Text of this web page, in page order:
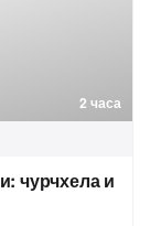
2 часа
чурчхела и